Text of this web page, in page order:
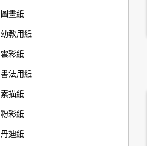
圖畫紙
幼教用紙
雲彩紙
書法用紙
素描紙
粉彩紙
丹迪紙
自強 STRONG 彩色粉筆 40 支